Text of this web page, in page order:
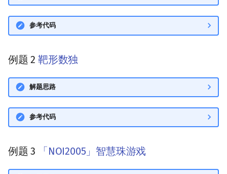
参考代码
例题 2 靶形数独
解题思路
参考代码
例题 3 「NOI2005」智慧珠游戏